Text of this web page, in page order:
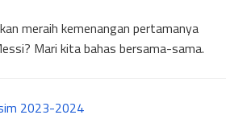
meraih kemenangan pertamanya
Mari kita bahas bersama-sama.
2023-2024